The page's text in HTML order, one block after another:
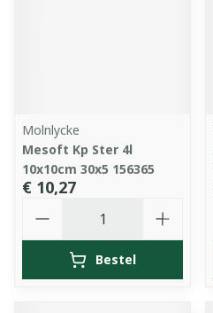
Molnlycke
Mesoft Kp Ster 4l
10x10cm 30x5 156365
€ 10,27
Bestel